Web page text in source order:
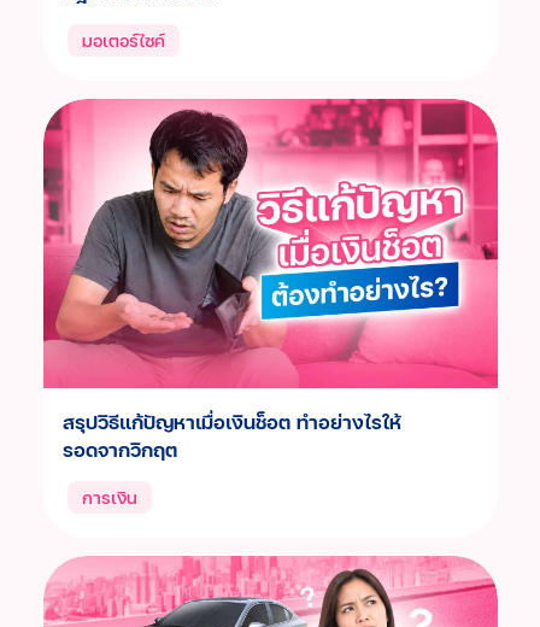
มอเตอร์ไซค์
สรุปวิธีแก้ปัญหาเมื่อเงินช็อต ทำอย่างไรให้
รอดจากวิกฤต
การเงิน